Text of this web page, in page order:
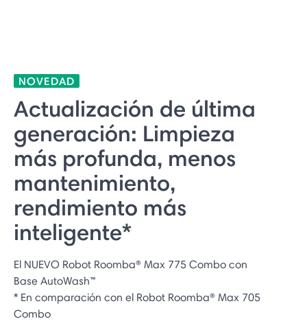
NOVEDAD
Actualización de última
generación: Limpieza
más profunda, menos
mantenimiento,
rendimiento más
inteligente*
El NUEVO Robot Roomba® Max 775 Combo con
Base AutoWash™
* En comparación con el Robot Roomba® Max 705
Combo